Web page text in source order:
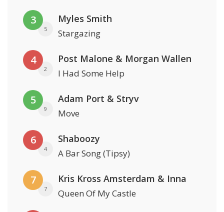
3
5
Myles Smith
Stargazing
4
2
Post Malone & Morgan Wallen
I Had Some Help
5
9
Adam Port & Stryv
Move
6
4
Shaboozy
A Bar Song (Tipsy)
7
7
Kris Kross Amsterdam & Inna
Queen Of My Castle